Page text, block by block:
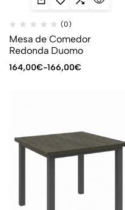
(0)
Mesa de Comedor
Redonda Duomo
164,00€-166,00€